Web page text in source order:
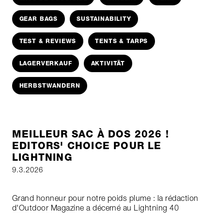
GEAR BAGS SUSTAINABILITY
TEST & REVIEWS TENTS & TARPS
LAGERVERKAUF AKTIVITÄT
HERBSTWANDERN
MEILLEUR SAC À DOS 2026 !
EDITORS' CHOICE POUR LE
LIGHTNING
9.3.2026
Grand honneur pour notre poids plume : la rédaction
d'Outdoor Magazine a décerné au Lightning 40